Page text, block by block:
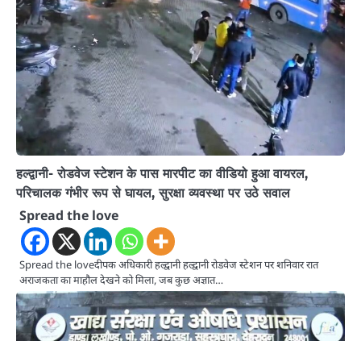
हल्द्वानी- रोडवेज स्टेशन के पास मारपीट का वीडियो हुआ वायरल,
परिचालक गंभीर रूप से घायल, सुरक्षा व्यवस्था पर उठे सवाल
Spread the love
Spread the loveदीपक अधिकारी हल्द्वानी हल्द्वानी रोडवेज स्टेशन पर शनिवार रात
अराजकता का माहौल देखने को मिला, जब कुछ अज्ञात…